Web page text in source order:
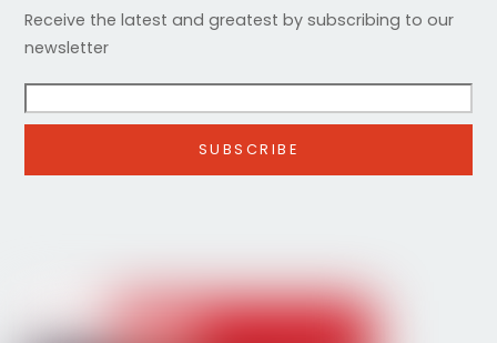
Receive the latest and greatest by subscribing to our
newsletter